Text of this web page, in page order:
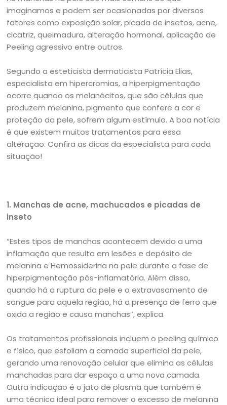
imaginamos e podem ser ocasionadas por diversos
fatores como exposição solar, picada de insetos, acne,
cicatriz, queimadura, alteração hormonal, aplicação de
Peeling agressivo entre outros.
Segundo a esteticista dermaticista Patrícia Elias,
especialista em hipercromias, a hiperpigmentação
ocorre quando os melanócitos, que são células que
produzem melanina, pigmento que confere a cor e
proteção da pele, sofrem algum estímulo. A boa notícia
é que existem muitos tratamentos para essa
alteração. Confira as dicas da especialista para cada
situação!
1. Manchas de acne, machucados e picadas de
inseto
“Estes tipos de manchas acontecem devido a uma
inflamação que resulta em lesões e depósito de
melanina e Hemossiderina na pele durante a fase de
hiperpigmentação pós-inflamatória. Além disso,
quando há a ruptura da pele e o extravasamento de
sangue para aquela região, há a presença de ferro que
oxida a região e causa manchas”, explica.
Os tratamentos profissionais incluem o peeling químico
e físico, que esfoliam a camada superficial da pele,
gerando uma renovação celular que elimina as células
manchadas para dar espaço a uma nova camada.
Outra indicação é o jato de plasma que também é
uma técnica ideal para remover o excesso de melanina